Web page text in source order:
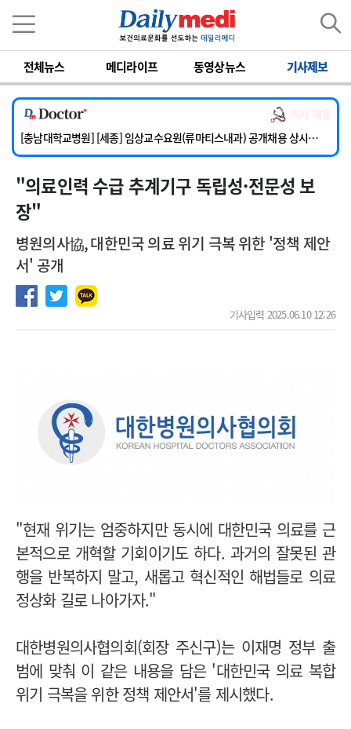
전체뉴스 메디라이프 동영상뉴스 기사제보
[단국대학교병원] 임상전담교원 및 전임의 초빙
[해운대부민병원] [해운대] 2026년 하반기 인턴 모집
[서울아산병원] 건강증진센터 소화기파트 건진교수 초빙
[충남대학교병원] [세종] 임상교수요원(류마티스내과) 공개채용 상시모집
[이대서울병원] 정형외과 일반의 초빙
[단국대학교병원] 임상전담교원 및 전임의 초빙
[해운대부민병원] [해운대] 2026년 하반기 인턴 모집
"의료인력 수급 추계기구 독립성·전문성 보
장"
병원의사協, 대한민국 의료 위기 극복 위한 '정책 제안
서' 공개
기사입력 2025.06.10 12:26
"현재 위기는 엄중하지만 동시에 대한민국 의료를 근
본적으로 개혁할 기회이기도 하다. 과거의 잘못된 관
행을 반복하지 말고, 새롭고 혁신적인 해법들로 의료
정상화 길로 나아가자."
대한병원의사협의회(회장 주신구)는 이재명 정부 출
범에 맞춰 이 같은 내용을 담은 '대한민국 의료 복합
위기 극복을 위한 정책 제안서'를 제시했다.